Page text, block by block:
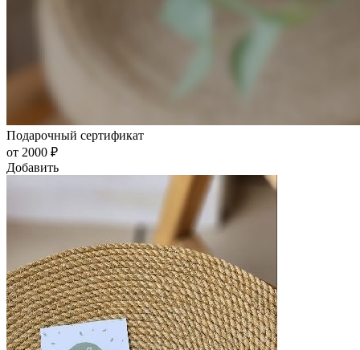
Подарочный сертификат
от 2000 ₽
Добавить